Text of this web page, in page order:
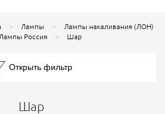
Лампы
Лампы накаливания (ЛОН)
Лампы Россия
Шар
Открыть фильтр
Шар